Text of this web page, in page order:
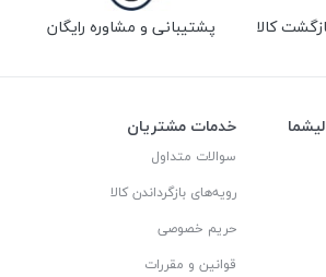
پشتیبانی و مشاوره رایگان
خدمات مشتریان
سوالات متداول
رویه‌های بازگرداندن کالا
حریم خصوصی
قوانین و مقررات